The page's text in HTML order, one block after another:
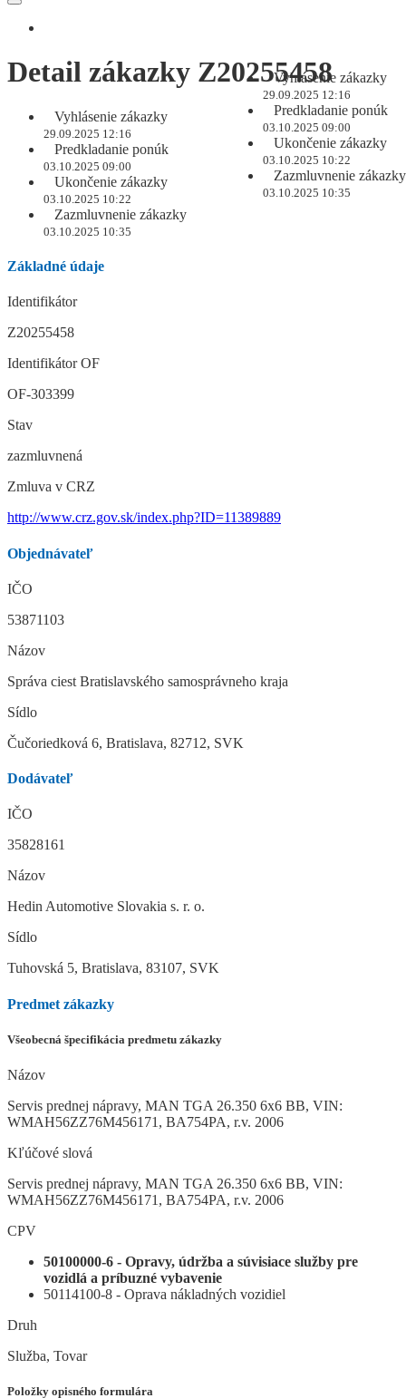
Vyhlásenie zákazky
29.09.2025 12:16
Predkladanie ponúk
03.10.2025 09:00
Ukončenie zákazky
03.10.2025 10:22
Zazmluvnenie zákazky
03.10.2025 10:35
Detail zákazky Z20255458
Vyhlásenie zákazky
29.09.2025 12:16
Predkladanie ponúk
03.10.2025 09:00
Ukončenie zákazky
03.10.2025 10:22
Zazmluvnenie zákazky
03.10.2025 10:35
Základné údaje
Identifikátor
Z20255458
Identifikátor OF
OF-303399
Stav
zazmluvnená
Zmluva v CRZ
http://www.crz.gov.sk/index.php?ID=11389889
Objednávateľ
IČO
53871103
Názov
Správa ciest Bratislavského samosprávneho kraja
Sídlo
Čučoriedková 6, Bratislava, 82712, SVK
Dodávateľ
IČO
35828161
Názov
Hedin Automotive Slovakia s. r. o.
Sídlo
Tuhovská 5, Bratislava, 83107, SVK
Predmet zákazky
Všeobecná špecifikácia predmetu zákazky
Názov
Servis prednej nápravy, MAN TGA 26.350 6x6 BB, VIN:
WMAH56ZZ76M456171, BA754PA, r.v. 2006
Kľúčové slová
Servis prednej nápravy, MAN TGA 26.350 6x6 BB, VIN:
WMAH56ZZ76M456171, BA754PA, r.v. 2006
CPV
50100000-6 - Opravy, údržba a súvisiace služby pre
vozidlá a príbuzné vybavenie
50114100-8 - Oprava nákladných vozidiel
Druh
Služba, Tovar
Položky opisného formulára